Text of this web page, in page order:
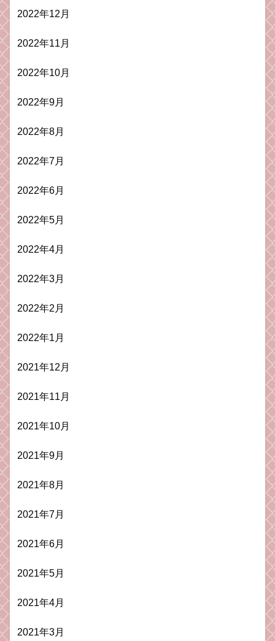
2022年12月
2022年11月
2022年10月
2022年9月
2022年8月
2022年7月
2022年6月
2022年5月
2022年4月
2022年3月
2022年2月
2022年1月
2021年12月
2021年11月
2021年10月
2021年9月
2021年8月
2021年7月
2021年6月
2021年5月
2021年4月
2021年3月